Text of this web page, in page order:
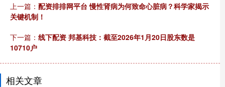
上一篇： 配资排排网平台 慢性肾病为何致命心脏病？科学家揭示
关键机制！
下一篇： 线下配资 邦基科技：截至2026年1月20日股东数是
10710户
相关文章